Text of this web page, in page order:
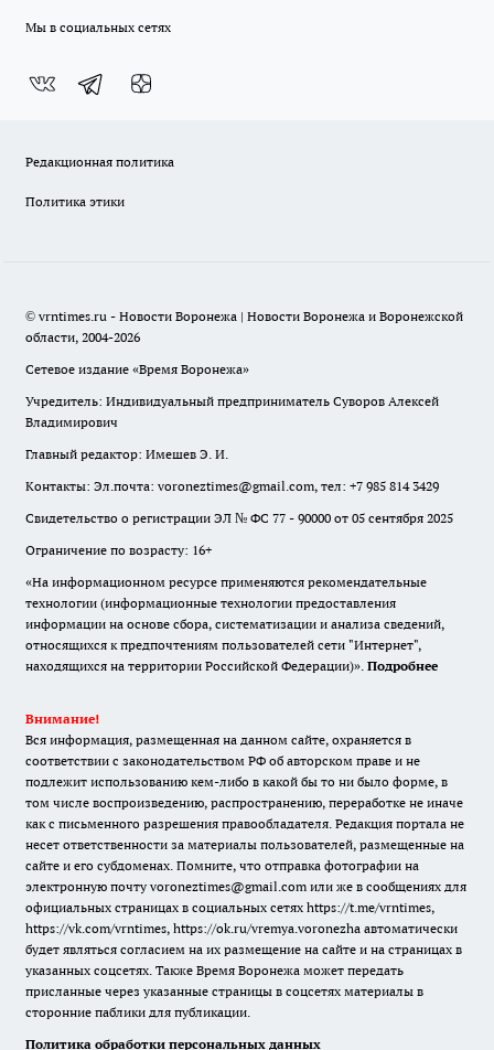
Мы в социальных сетях
Редакционная политика
Политика этики
© vrntimes.ru - Новости Воронежа | Новости Воронежа и Воронежской
области, 2004-2026
Сетевое издание «Время Воронежа»
Учредитель: Индивидуальный предприниматель Суворов Алексей
Владимирович
Главный редактор: Имешев Э. И.
Контакты: Эл.почта: voroneztimes@gmail.com, тел: +7 985 814 3429
Свидетельство о регистрации ЭЛ № ФС 77 - 90000 от 05 сентября 2025
Ограничение по возрасту: 16+
«На информационном ресурсе применяются рекомендательные
технологии (информационные технологии предоставления
информации на основе сбора, систематизации и анализа сведений,
относящихся к предпочтениям пользователей сети "Интернет",
находящихся на территории Российской Федерации)». Подробнее
Внимание!
Вся информация, размещенная на данном сайте, охраняется в
соответствии с законодательством РФ об авторском праве и не
подлежит использованию кем-либо в какой бы то ни было форме, в
том числе воспроизведению, распространению, переработке не иначе
как с письменного разрешения правообладателя. Редакция портала не
несет ответственности за материалы пользователей, размещенные на
сайте и его субдоменах. Помните, что отправка фотографии на
электронную почту voroneztimes@gmail.com или же в сообщениях для
официальных страницах в социальных сетях https://t.me/vrntimes,
https://vk.com/vrntimes, https://ok.ru/vremya.voronezha автоматически
будет являться согласием на их размещение на сайте и на страницах в
указанных соцсетях. Также Время Воронежа может передать
присланные через указанные страницы в соцсетях материалы в
сторонние паблики для публикации.
Политика обработки персональных данных